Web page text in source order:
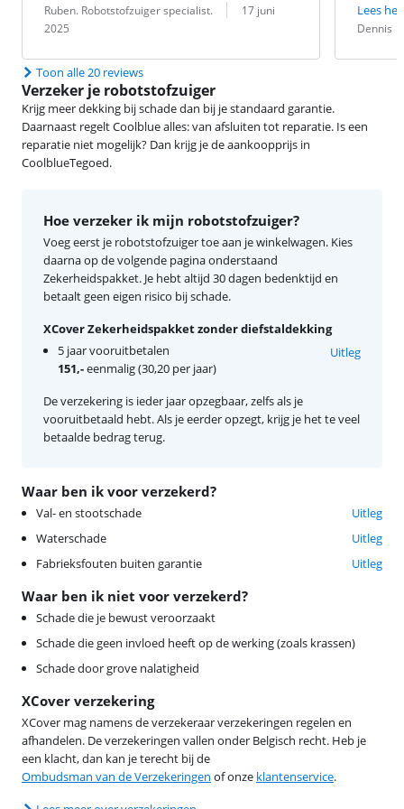
Beoordeling door:
Ruben. Robotstofzuiger specialist.
Datum:
17 juni
2025
Lees
Dennis
Datum:
Toon alle 20 reviews
Verzeker je robotstofzuiger
Krijg meer dekking bij schade dan bij je standaard garantie.
Daarnaast regelt Coolblue alles: van afsluiten tot reparatie. Is een
reparatie niet mogelijk? Dan krijg je de aankoopprijs in
CoolblueTegoed.
Waar ben ik voor verzekerd?
Val- en stootschade
Uitleg
Waterschade
Uitleg
Fabrieksfouten buiten garantie
Uitleg
Waar ben ik niet voor verzekerd?
Schade die je bewust veroorzaakt
Schade die geen invloed heeft op de werking (zoals krassen)
Schade door grove nalatigheid
XCover verzekering
XCover mag namens de verzekeraar verzekeringen regelen en
afhandelen. De verzekeringen vallen onder Belgisch recht. Heb je
een klacht, dan kan je terecht bij de
Ombudsman van de Verzekeringen of onze klantenservice.
Hoe verzeker ik mijn robotstofzuiger?
Voeg eerst je robotstofzuiger toe aan je winkelwagen. Kies
daarna op de volgende pagina onderstaand
Zekerheidspakket. Je hebt altijd 30 dagen bedenktijd en
betaalt geen eigen risico bij schade.
XCover Zekerheidspakket zonder diefstaldekking
5 jaar vooruitbetalen
151,-eenmalig (30,20 per jaar)
Uitleg
De verzekering is ieder jaar opzegbaar, zelfs als je
vooruitbetaald hebt. Als je eerder opzegt, krijg je het te veel
betaalde bedrag terug.